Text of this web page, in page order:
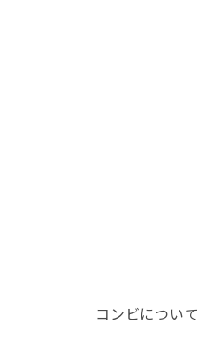
コンビについて